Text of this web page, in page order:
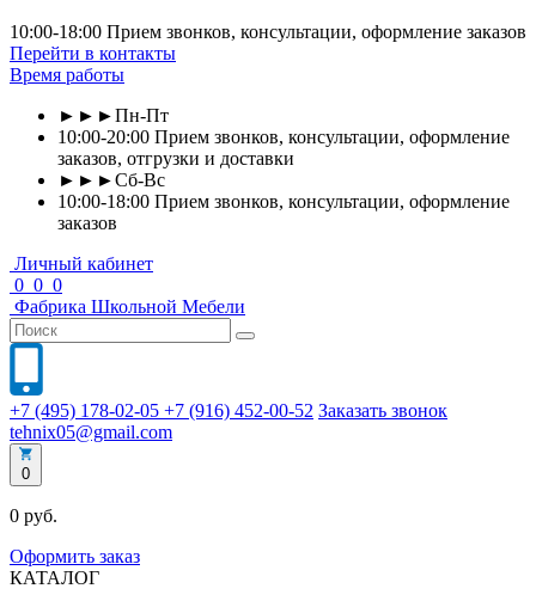
10:00-18:00 Прием звонков, консультации, оформление заказов
Перейти в контакты
Время работы
►►►Пн-Пт
10:00-20:00 Прием звонков, консультации, оформление
заказов, отгрузки и доставки
►►►Сб-Вс
10:00-18:00 Прием звонков, консультации, оформление
заказов
Личный кабинет
0 0 0
Фабрика Школьной Мебели
+7 (495) 178-02-05 +7 (916) 452-00-52 Заказать звонок
tehnix05@gmail.com
0
0 руб.
Оформить заказ
КАТАЛОГ